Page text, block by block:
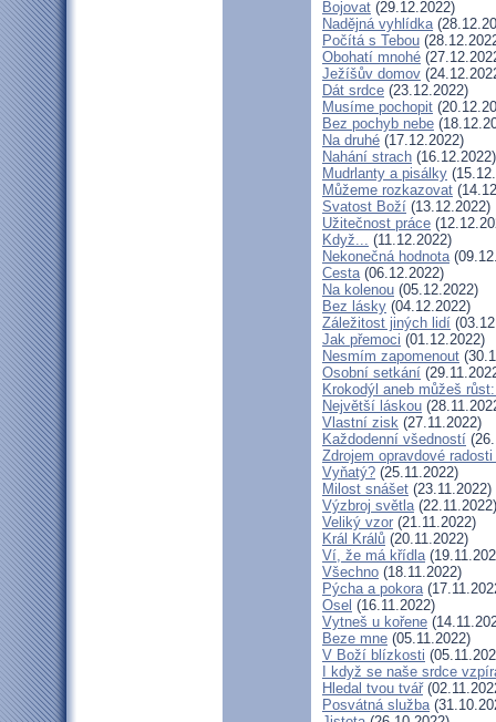
Bojovat (29.12.2022)
Nadějná vyhlídka
Počítá s Tebou
Obohatí mnohé
Ježíšův domov
Dát srdce (23.12.2022)
Musíme pochopit
Bez pochyb nebe
Na druhé (17.12.2022)
Nahání strach (16.12.2022)
Mudrlanty a pisálky
Můžeme rozkazovat
Svatost Boží (13.12.2022)
Užitečnost práce
Když... (11.12.2022)
Nekonečná hodnota
Cesta(06.12.2022)
Na kolenou (05.12.2022)
Bez lásky (04.12.2022)
Záležitost jiných lidí
Jak přemoci (01.12.2022)
Nesmím zapomenout
Osobní setkání
Krokodýl aneb můžeš
Největší láskou
Vlastní zisk (27.11.2022)
Každodenní všedností
Zdrojem opravdové
Vyňatý? (25.11.2022)
Milost snášet (23.11.2022)
Výzbroj světla(22.11.2022)
Veliký vzor (21.11.2022)
Král Králů (20.11.2022)
Ví, že má křídla
Všechno (18.11.2022)
Pýcha a pokora
Osel (16.11.2022)
Vytneš u kořene
Beze mne (05.11.2022)
V Boží blízkosti
I když se naše srdce
Hledal tvou tvář
Posvátná služba